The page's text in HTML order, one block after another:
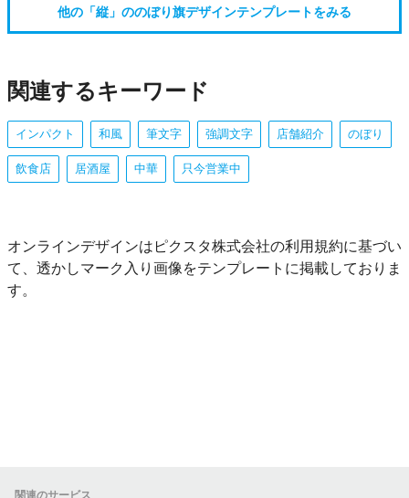
他の「縦」ののぼり旗デザインテンプレートをみる
関連するキーワード
インパクト 和風 筆文字 強調文字 店舗紹介 のぼり
飲食店 居酒屋 中華 只今営業中
オンラインデザインはピクスタ株式会社の利用規約に基づい
て、透かしマーク入り画像をテンプレートに掲載しておりま
す。
関連のサービス